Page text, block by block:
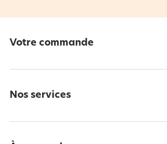
Votre commande
Nos services